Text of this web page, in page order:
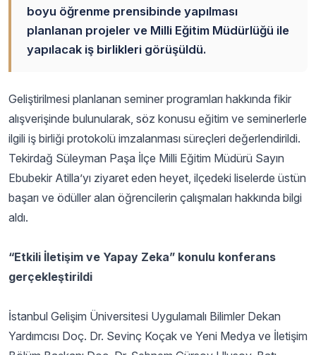
boyu öğrenme prensibinde yapılması
planlanan projeler ve Milli Eğitim Müdürlüğü ile
yapılacak iş birlikleri görüşüldü.
Geliştirilmesi planlanan seminer programları hakkında fikir
alışverişinde bulunularak, söz konusu eğitim ve seminerlerle
ilgili iş birliği protokolü imzalanması süreçleri değerlendirildi.
Tekirdağ Süleyman Paşa İlçe Milli Eğitim Müdürü Sayın
Ebubekir Atilla’yı ziyaret eden heyet, ilçedeki liselerde üstün
başarı ve ödüller alan öğrencilerin çalışmaları hakkında bilgi
aldı.
“Etkili İletişim ve Yapay Zeka” konulu konferans
gerçekleştirildi
İstanbul Gelişim Üniversitesi Uygulamalı Bilimler Dekan
Yardımcısı Doç. Dr. Sevinç Koçak ve Yeni Medya ve İletişim